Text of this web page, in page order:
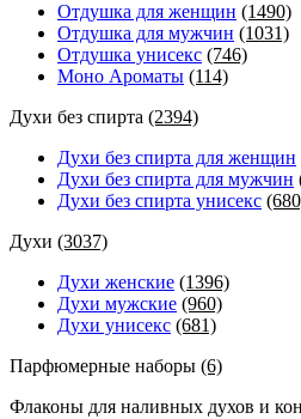
Отдушка для женщин (1490)
Отдушка для мужчин (1031)
Отдушка унисекс (746)
Моно Ароматы (114)
Духи без спирта (2394)
Духи без спирта для женщин
Духи без спирта для мужчин
Духи без спирта унисекс
Духи (3037)
Духи женские (1396)
Духи мужские (960)
Духи унисекс (681)
Парфюмерные наборы (6)
Флаконы для наливных духов и